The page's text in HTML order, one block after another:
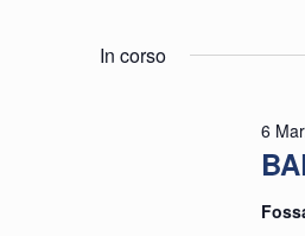
for
e
viste
per
la
In corso
6